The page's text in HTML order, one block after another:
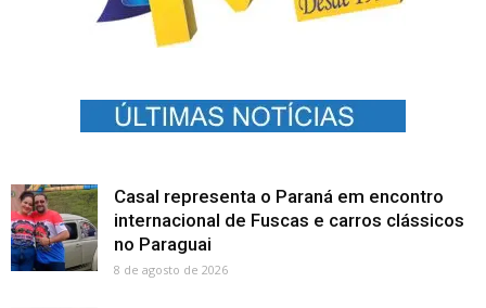
Casal representa o Paraná em encontro
internacional de Fuscas e carros clássicos
no Paraguai
8 de agosto de 2026